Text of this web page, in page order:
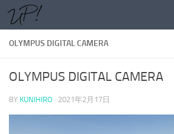
コンテンツへスキップ
OLYMPUS DIGITAL CAMERA
OLYMPUS DIGITAL CAMERA
BY KUNIHIRO · 2021年2月17日